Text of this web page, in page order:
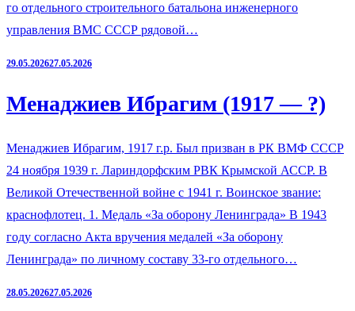
го отдельного строительного батальона инженерного
управления ВМС СССР рядовой…
29.05.202627.05.2026
Менаджиев Ибрагим (1917 — ?)
Менаджиев Ибрагим, 1917 г.р. Был призван в РК ВМФ СССР
24 ноября 1939 г. Лариндорфским РВК Крымской АССР. В
Великой Отечественной войне с 1941 г. Воинское звание:
краснофлотец. 1. Медаль «За оборону Ленинграда» В 1943
году согласно Акта вручения медалей «За оборону
Ленинграда» по личному составу 33-го отдельного…
28.05.202627.05.2026